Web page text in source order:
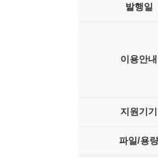
발행일
이용안내
지원기기
파일/용량